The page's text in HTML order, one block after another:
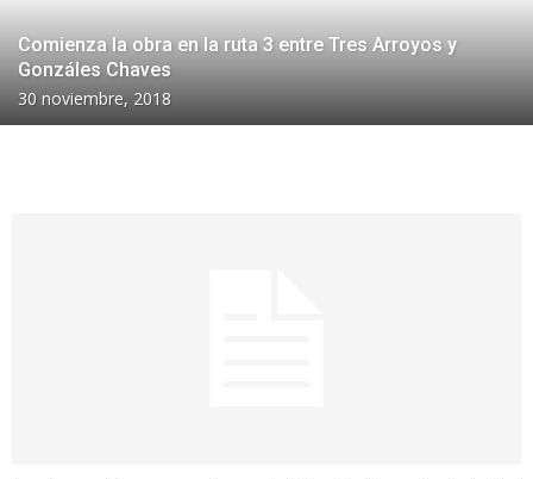
Comienza la obra en la ruta 3 entre Tres Arroyos y
Gonzáles Chaves
30 noviembre, 2018